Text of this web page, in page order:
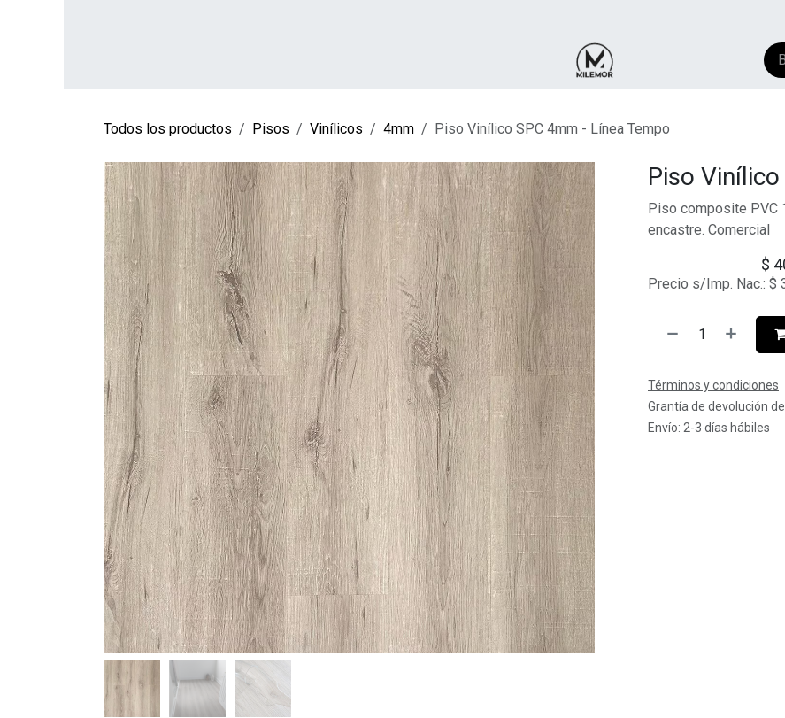
Todos los productos Pisos Vinílicos 4mm Piso Vinílico SPC 4mm - Línea Tempo
Piso
Piso composite PVC
encastre. Comercial
$
Precio s/Imp. Nac.: $
Términos y condiciones
Grantía de devolución
Envío: 2-3 días hábiles